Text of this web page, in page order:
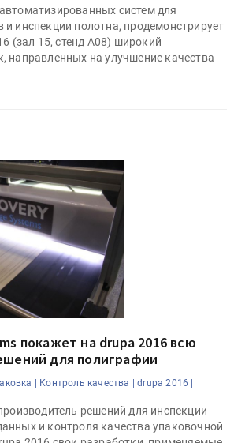
систем для
и инспекции полотна, продемонстрирует
(зал 15, стенд A08) широкий
направленных на улучшение качества
покажет на drupa 2016 всю
для полиграфии
| Контроль качества | drupa 2016 |
решений для инспекции
и контроля качества упаковочной